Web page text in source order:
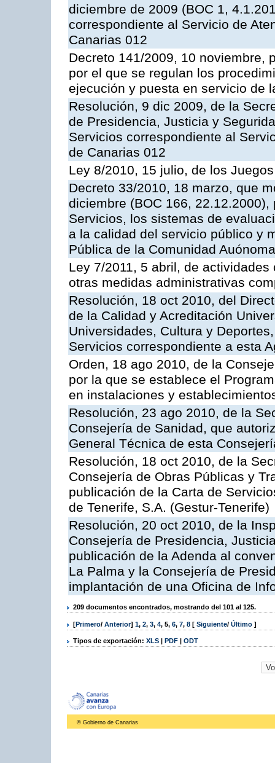
diciembre de 2009 (BOC 1,
correspondiente al Servicio de
Canarias 012
Decreto 141/2009, 10 noviembre,
por el que se regulan los
ejecución y puesta en servicio de
Resolución, 9 dic 2009, de la
de Presidencia, Justicia y
Servicios correspondiente al
de Canarias 012
Ley 8/2010, 15 julio, de los
Decreto 33/2010, 18 marzo, que
diciembre (BOC 166,
Servicios, los sistemas de
a la calidad del servicio público y
Pública de la Comunidad
Ley 7/2011, 5 abril, de
otras medidas administrativas
Resolución, 18 oct 2010, del
de la Calidad y Acreditación
Universidades, Cultura y
Servicios correspondiente a esta
Orden, 18 ago 2010, de la
por la que se establece el
en instalaciones y
Resolución, 23 ago 2010, de la
Consejería de Sanidad, que
General Técnica de esta
Resolución, 18 oct 2010, de la
Consejería de Obras Públicas y
publicación de la Carta de
de Tenerife, S.A. (Gestur-Tenerife)
Resolución, 20 oct 2010, de la
Consejería de Presidencia,
publicación de la Adenda al
La Palma y la Consejería de
implantación de una Oficina de
209 documentos encontrados, mostrando del 101 al 125.
[Primero/ Anterior] 1, 2, 3, 4, 5, 6, 7, 8 [ Siguiente/ Último ]
Tipos de exportación: XLS | PDF | ODT
© Gobierno de Canarias